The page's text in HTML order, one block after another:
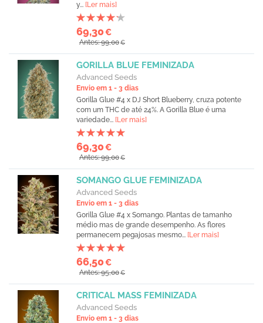
y... [Ler mais]
69,30€
Antes: 99,00€
GORILLA BLUE FEMINIZADA
Advanced Seeds
Envio em 1 - 3 dias
Gorilla Glue #4 x DJ Short Blueberry, cruza potente
com um THC de até 24%. A Gorilla Blue é uma
variedade... [Ler mais]
69,30€
Antes: 99,00€
SOMANGO GLUE FEMINIZADA
Advanced Seeds
Envio em 1 - 3 dias
Gorilla Glue #4 x Somango. Plantas de tamanho
médio mas de grande desempenho. As flores
permanecem pegajosas mesmo... [Ler mais]
66,50€
Antes: 95,00€
CRITICAL MASS FEMINIZADA
Advanced Seeds
Envio em 1 - 3 dias